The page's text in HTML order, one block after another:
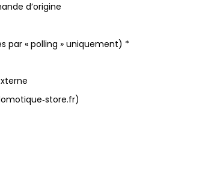
d’origine
par « polling » uniquement) *